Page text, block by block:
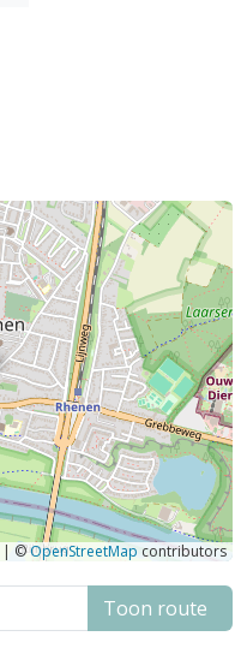
| ©OpenStreetMap contributors
Toon route